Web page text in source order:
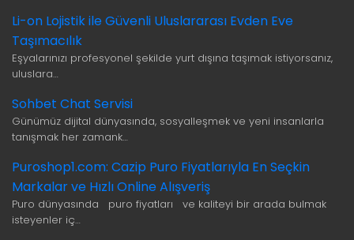
Li-on Lojistik ile Güvenli Uluslararası Evden Eve
Taşımacılık
Eşyalarınızı profesyonel şekilde yurt dışına taşımak istiyorsanız,
uluslara…
Sohbet Chat Servisi
Günümüz dijital dünyasında, sosyalleşmek ve yeni insanlarla
tanışmak her zamank…
Puroshop1.com: Cazip Puro Fiyatlarıyla En Seçkin
Markalar ve Hızlı Online Alışveriş
Puro dünyasında puro fiyatları ve kaliteyi bir arada bulmak
isteyenler iç…